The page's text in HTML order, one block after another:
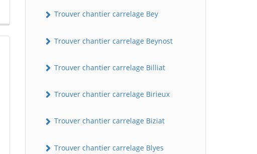
Trouver chantier carrelage Bey
Trouver chantier carrelage Beynost
Trouver chantier carrelage Billiat
Trouver chantier carrelage Birieux
Trouver chantier carrelage Biziat
Trouver chantier carrelage Blyes